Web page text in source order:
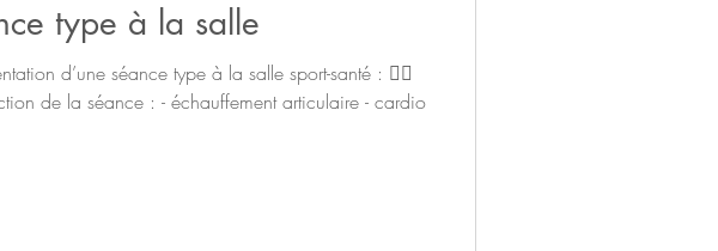
type à la salle
d’une séance type à la salle sport-santé : 🚴‍♀️
de la séance : - échauffement articulaire - cardio